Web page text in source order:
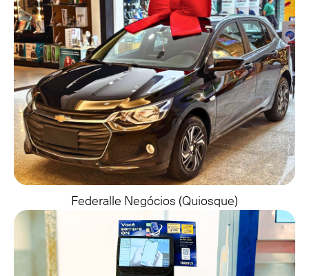
Federalle Negócios (quiosque)